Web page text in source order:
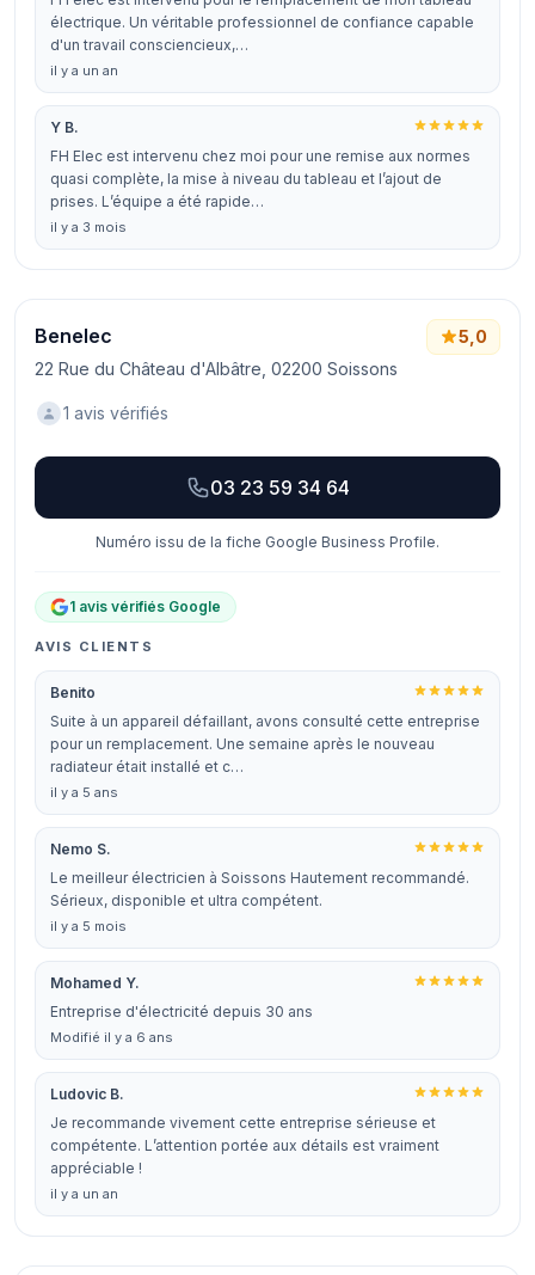
électrique. Un véritable professionnel de confiance capable
d'un travail consciencieux,…
il y a un an
Y B.
FH Elec est intervenu chez moi pour une remise aux normes
quasi complète, la mise à niveau du tableau et l’ajout de
prises. L’équipe a été rapide…
il y a 3 mois
Benelec
22 Rue du Château d'Albâtre, 02200 Soissons
5,0
1 avis vérifiés
03 23 59 34 64
Numéro issu de la fiche Google Business Profile.
1 avis vérifiés Google
AVIS CLIENTS
Benito
Suite à un appareil défaillant, avons consulté cette entreprise
pour un remplacement. Une semaine après le nouveau
radiateur était installé et c…
il y a 5 ans
Nemo S.
Le meilleur électricien à Soissons Hautement recommandé.
Sérieux, disponible et ultra compétent.
il y a 5 mois
Mohamed Y.
Entreprise d'électricité depuis 30 ans
Modifié il y a 6 ans
Ludovic B.
Je recommande vivement cette entreprise sérieuse et
compétente. L’attention portée aux détails est vraiment
appréciable !
il y a un an